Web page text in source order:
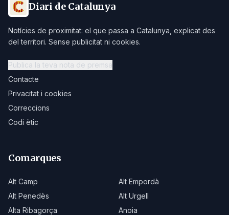
Diari de Catalunya
Notícies de proximitat: el que passa a Catalunya, explicat des
del territori. Sense publicitat ni cookies.
Publica la teva nota de premsa
Contacte
Privacitat i cookies
Correccions
Codi ètic
Comarques
Alt Camp
Alt Empordà
Alt Penedès
Alt Urgell
Alta Ribagorça
Anoia